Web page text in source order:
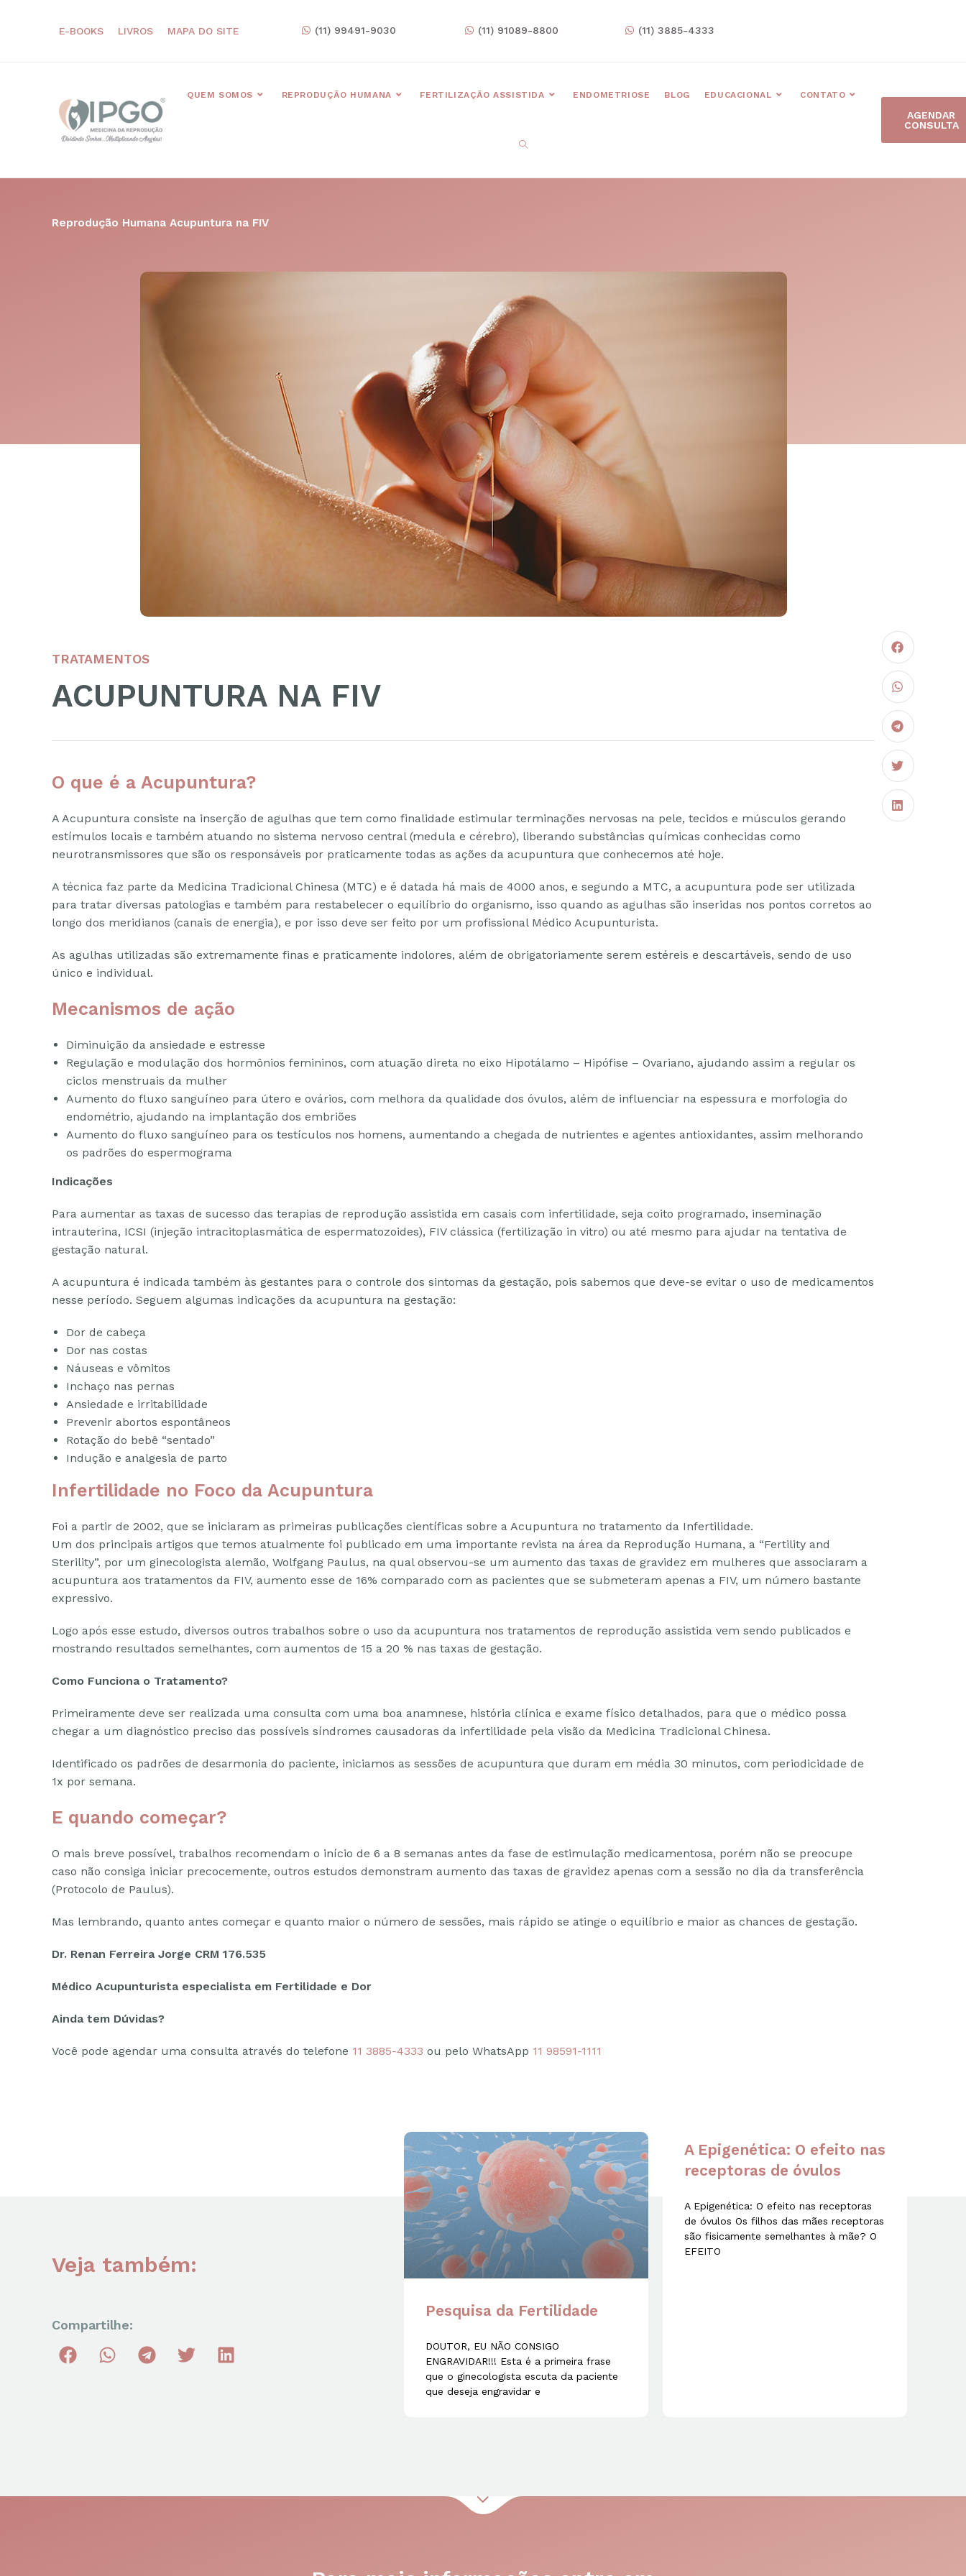
E-BOOKS LIVROS MAPA DO SITE (11) 99491-9030 (11) 91089-8800 (11) 3885-4333
QUEM SOMOS REPRODUÇÃO HUMANA FERTILIZAÇÃO ASSISTIDA ENDOMETRIOSE BLOG EDUCACIONAL CONTATO
AGENDAR
CONSULTA
Reprodução Humana Acupuntura na FIV
TRATAMENTOS
ACUPUNTURA NA FIV
O que é a Acupuntura?
A Acupuntura consiste na inserção de agulhas que tem como finalidade estimular terminações nervosas na pele, tecidos e músculos gerando
estímulos locais e também atuando no sistema nervoso central (medula e cérebro), liberando substâncias químicas conhecidas como
neurotransmissores que são os responsáveis por praticamente todas as ações da acupuntura que conhecemos até hoje.
A técnica faz parte da Medicina Tradicional Chinesa (MTC) e é datada há mais de 4000 anos, e segundo a MTC, a acupuntura pode ser utilizada
para tratar diversas patologias e também para restabelecer o equilíbrio do organismo, isso quando as agulhas são inseridas nos pontos corretos ao
longo dos meridianos (canais de energia), e por isso deve ser feito por um profissional Médico Acupunturista.
As agulhas utilizadas são extremamente finas e praticamente indolores, além de obrigatoriamente serem estéreis e descartáveis, sendo de uso
único e individual.
Mecanismos de ação
Diminuição da ansiedade e estresse
Regulação e modulação dos hormônios femininos, com atuação direta no eixo Hipotálamo – Hipófise – Ovariano, ajudando assim a regular os
ciclos menstruais da mulher
Aumento do fluxo sanguíneo para útero e ovários, com melhora da qualidade dos óvulos, além de influenciar na espessura e morfologia do
endométrio, ajudando na implantação dos embriões
Aumento do fluxo sanguíneo para os testículos nos homens, aumentando a chegada de nutrientes e agentes antioxidantes, assim melhorando
os padrões do espermograma
Indicações
Para aumentar as taxas de sucesso das terapias de reprodução assistida em casais com infertilidade, seja coito programado, inseminação
intrauterina, ICSI (injeção intracitoplasmática de espermatozoides), FIV clássica (fertilização in vitro) ou até mesmo para ajudar na tentativa de
gestação natural.
A acupuntura é indicada também às gestantes para o controle dos sintomas da gestação, pois sabemos que deve-se evitar o uso de medicamentos
nesse período. Seguem algumas indicações da acupuntura na gestação:
Dor de cabeça
Dor nas costas
Náuseas e vômitos
Inchaço nas pernas
Ansiedade e irritabilidade
Prevenir abortos espontâneos
Rotação do bebê “sentado”
Indução e analgesia de parto
Infertilidade no Foco da Acupuntura
Foi a partir de 2002, que se iniciaram as primeiras publicações científicas sobre a Acupuntura no tratamento da Infertilidade.
Um dos principais artigos que temos atualmente foi publicado em uma importante revista na área da Reprodução Humana, a “Fertility and
Sterility”, por um ginecologista alemão, Wolfgang Paulus, na qual observou-se um aumento das taxas de gravidez em mulheres que associaram a
acupuntura aos tratamentos da FIV, aumento esse de 16% comparado com as pacientes que se submeteram apenas a FIV, um número bastante
expressivo.
Logo após esse estudo, diversos outros trabalhos sobre o uso da acupuntura nos tratamentos de reprodução assistida vem sendo publicados e
mostrando resultados semelhantes, com aumentos de 15 a 20 % nas taxas de gestação.
Como Funciona o Tratamento?
Primeiramente deve ser realizada uma consulta com uma boa anamnese, história clínica e exame físico detalhados, para que o médico possa
chegar a um diagnóstico preciso das possíveis síndromes causadoras da infertilidade pela visão da Medicina Tradicional Chinesa.
Identificado os padrões de desarmonia do paciente, iniciamos as sessões de acupuntura que duram em média 30 minutos, com periodicidade de
1x por semana.
E quando começar?
O mais breve possível, trabalhos recomendam o início de 6 a 8 semanas antes da fase de estimulação medicamentosa, porém não se preocupe
caso não consiga iniciar precocemente, outros estudos demonstram aumento das taxas de gravidez apenas com a sessão no dia da transferência
(Protocolo de Paulus).
Mas lembrando, quanto antes começar e quanto maior o número de sessões, mais rápido se atinge o equilíbrio e maior as chances de gestação.
Dr. Renan Ferreira Jorge CRM 176.535
Médico Acupunturista especialista em Fertilidade e Dor
Ainda tem Dúvidas?
Você pode agendar uma consulta através do telefone 11 3885-4333 ou pelo WhatsApp 11 98591-1111
Veja também:
Compartilhe:
Pesquisa da Fertilidade
DOUTOR, EU NÃO CONSIGO
ENGRAVIDAR!!! Esta é a primeira frase
que o ginecologista escuta da paciente
que deseja engravidar e
A Epigenética: O efeito nas
receptoras de óvulos
A Epigenética: O efeito nas receptoras
de óvulos Os filhos das mães receptoras
são fisicamente semelhantes à mãe? O
EFEITO